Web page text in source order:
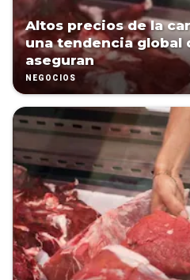
Altos precios de la
una tendencia global
aseguran
NEGOCIOS